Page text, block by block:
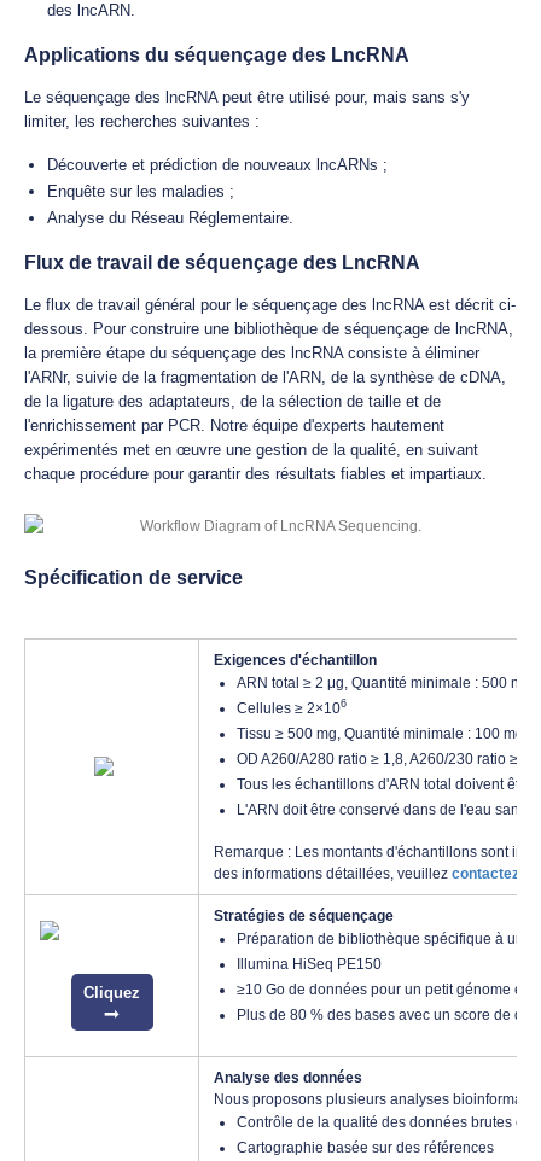
des lncARN.
Applications du séquençage des LncRNA
Le séquençage des lncRNA peut être utilisé pour, mais sans s'y
limiter, les recherches suivantes :
Découverte et prédiction de nouveaux lncARNs ;
Enquête sur les maladies ;
Analyse du Réseau Réglementaire.
Flux de travail de séquençage des LncRNA
Le flux de travail général pour le séquençage des lncRNA est décrit ci-
dessous. Pour construire une bibliothèque de séquençage de lncRNA,
la première étape du séquençage des lncRNA consiste à éliminer
l'ARNr, suivie de la fragmentation de l'ARN, de la synthèse de cDNA,
de la ligature des adaptateurs, de la sélection de taille et de
l'enrichissement par PCR. Notre équipe d'experts hautement
expérimentés met en œuvre une gestion de la qualité, en suivant
chaque procédure pour garantir des résultats fiables et impartiaux.
Spécification de service
Exigences d'échantillon
ARN total ≥ 2 μg, Quantité minimale : 500 ng,
Cellules ≥ 2×106
Tissu ≥ 500 mg, Quantité minimale : 100 mg
OD A260/A280 ratio ≥ 1,8, A260/230 ratio ≥
Tous les échantillons d'ARN total doivent être
L'ARN doit être conservé dans de l'eau sans
Remarque : Les montants d'échantillons sont
des informations détaillées, veuillez contactez-
Cliquez
Stratégies de séquençage
Préparation de bibliothèque spécifique à un
Illumina HiSeq PE150
≥10 Go de données pour un petit génome et
Plus de 80 % des bases avec un score de
Analyse des données
Nous proposons plusieurs analyses
Contrôle de la qualité des données brutes et
Cartographie basée sur des références